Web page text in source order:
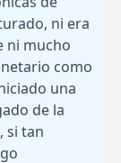
ni era
ni mucho
como
una
de la
si tan